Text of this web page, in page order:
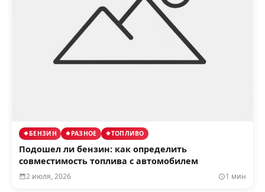
БЕНЗИН РАЗНОЕ ТОПЛИВО
Подошел ли бензин: как определить
совместимость топлива с автомобилем
2 июля, 2026 1 мин